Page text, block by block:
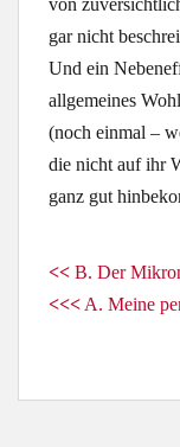
gar nicht
Und ein
allgemeines
(noch einmal –
die nicht auf ihr
ganz gut
<< B. Der
<<< A. Meine